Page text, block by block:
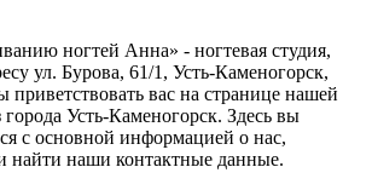
ногтей Анна» - ногтевая студия,
ул. Бурова, 61/1, Усть-Каменогорск,
вас на странице нашей
города Усть-Каменогорск. Здесь вы
с основной информацией о нас,
найти наши контактные данные.